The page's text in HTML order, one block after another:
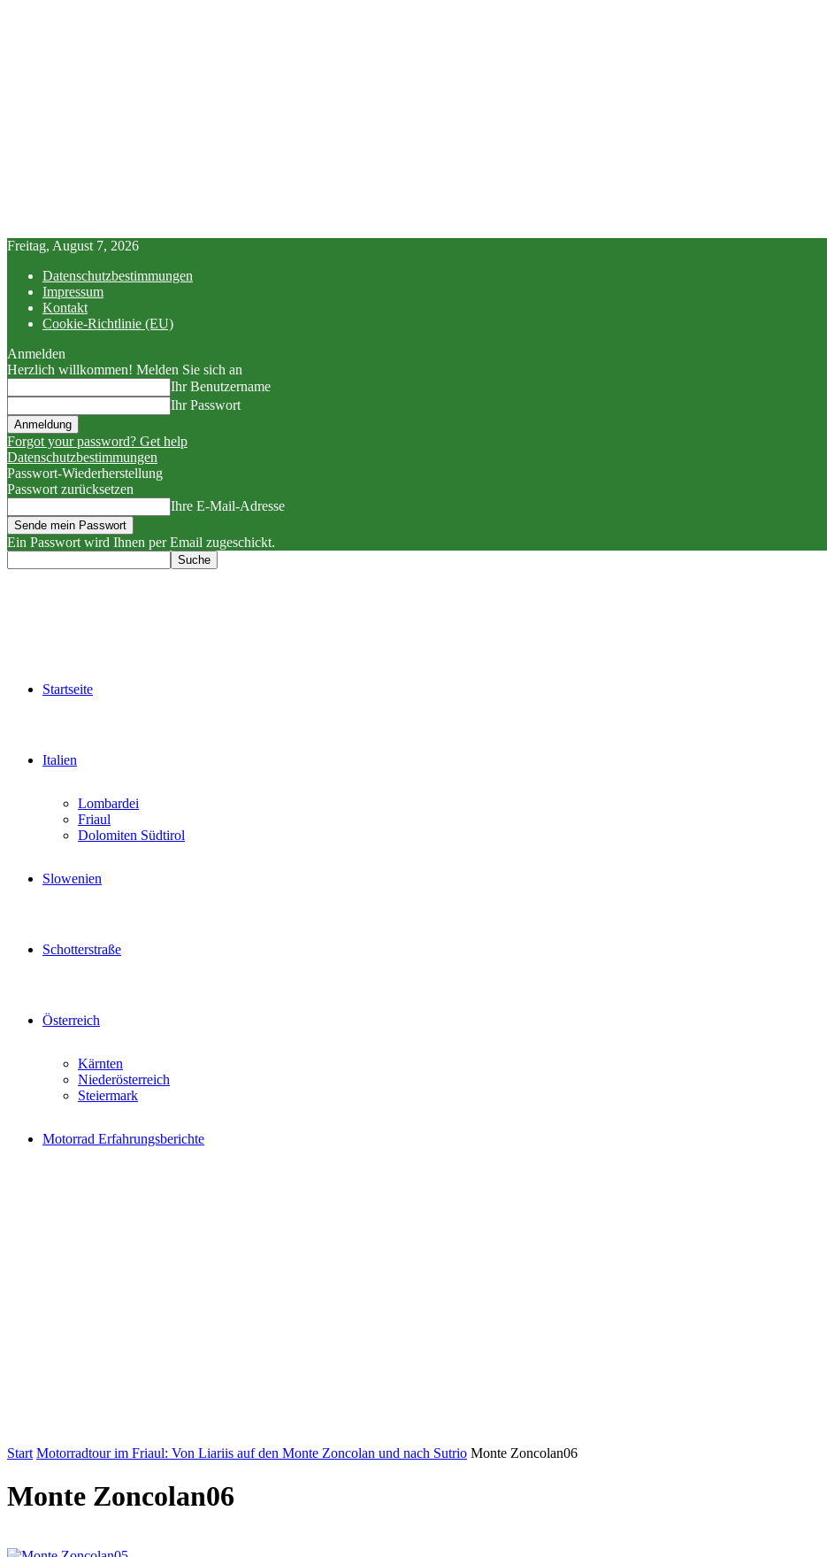
Freitag, August 7, 2026
Datenschutzbestimmungen
Impressum
Kontakt
Cookie-Richtlinie (EU)
Anmelden
Herzlich willkommen! Melden Sie sich an
Ihr Benutzername
Ihr Passwort
Forgot your password? Get help
Datenschutzbestimmungen
Passwort-Wiederherstellung
Passwort zurücksetzen
Ihre E-Mail-Adresse
Ein Passwort wird Ihnen per Email zugeschickt.
Startseite
Italien
Lombardei
Friaul
Dolomiten Südtirol
Slowenien
Schotterstraße
Österreich
Kärnten
Niederösterreich
Steiermark
Motorrad Erfahrungsberichte
Start Motorradtour im Friaul: Von Liariis auf den Monte Zoncolan und nach Sutrio Monte Zoncolan06
Monte Zoncolan06